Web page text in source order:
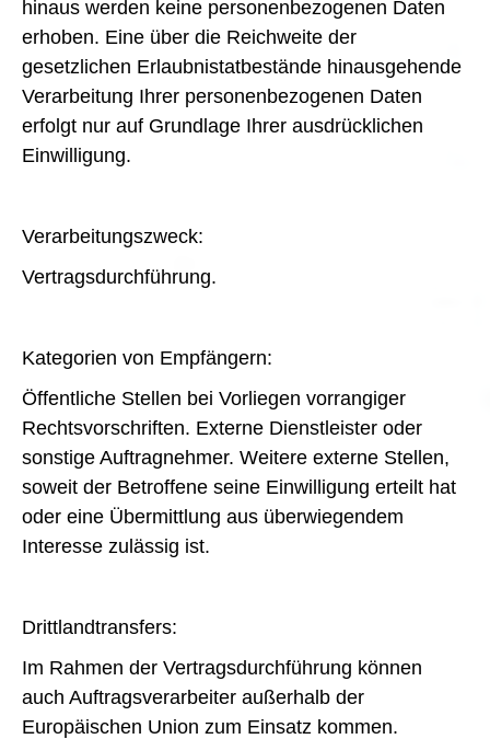
hinaus werden keine personenbezogenen Daten
erhoben. Eine über die Reichweite der
gesetzlichen Erlaubnistatbestände hinausgehende
Verarbeitung Ihrer personenbezogenen Daten
erfolgt nur auf Grundlage Ihrer ausdrücklichen
Einwilligung.
Verarbeitungszweck:
Vertragsdurchführung.
Kategorien von Empfängern:
Öffentliche Stellen bei Vorliegen vorrangiger
Rechtsvorschriften. Externe Dienstleister oder
sonstige Auftragnehmer. Weitere externe Stellen,
soweit der Betroffene seine Einwilligung erteilt hat
oder eine Übermittlung aus überwiegendem
Interesse zulässig ist.
Drittlandtransfers:
Im Rahmen der Vertragsdurchführung können
auch Auftragsverarbeiter außerhalb der
Europäischen Union zum Einsatz kommen.